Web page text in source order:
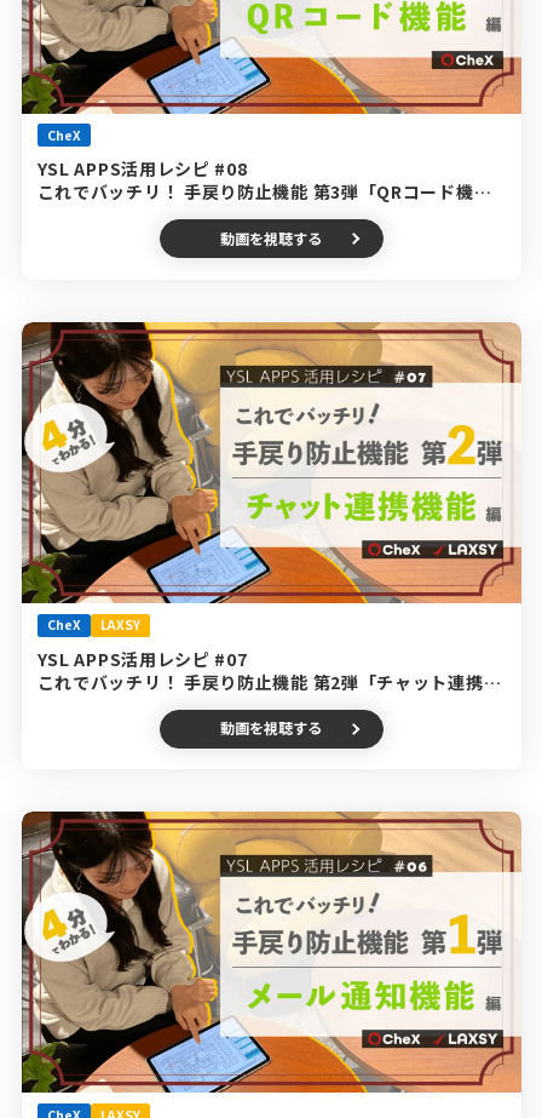
CheX
YSL APPS活用レシピ #08
これでバッチリ！ 手戻り防止機能 第3弾「QRコード機
動画を視聴する
CheX LAXSY
YSL APPS活用レシピ #07
これでバッチリ！ 手戻り防止機能 第2弾「チャット連携機
動画を視聴する